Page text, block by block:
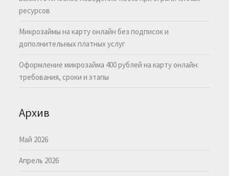
ресурсов
Микрозаймы на карту онлайн без подписок и
дополнительных платных услуг
Оформление микрозайма 400 рублей на карту онлайн:
требования, сроки и этапы
Архив
Май 2026
Апрель 2026